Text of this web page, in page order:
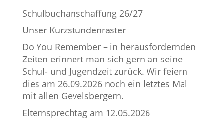
Schulbuchanschaffung 26/27
Unser Kurzstundenraster
Do You Remember – in herausfordernden
Zeiten erinnert man sich gern an seine
Schul- und Jugendzeit zurück. Wir feiern
dies am 26.09.2026 noch ein letztes Mal
mit allen Gevelsbergern.
Elternsprechtag am 12.05.2026